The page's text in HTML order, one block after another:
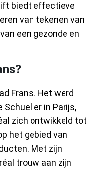
biedt effectieve
van tekenen van
een gezonde en
Frans. Het werd
Schueller in Parijs,
zich ontwikkeld tot
het gebied van
Met zijn
trouw aan zijn